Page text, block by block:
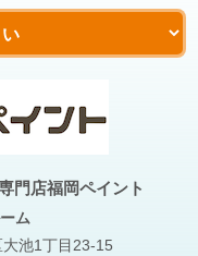
門店福岡ペイント
ム
池1丁目23-15